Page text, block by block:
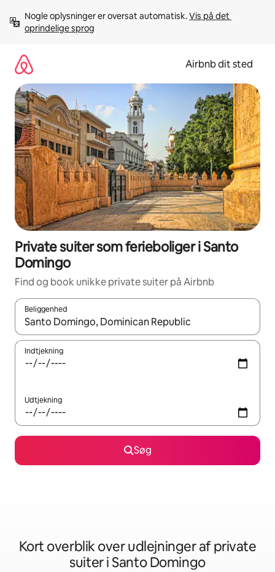
videre
Nogle oplysninger er oversat automatisk. Vis på det
oprindelige sprog
Airbnb dit sted
Private suiter som ferieboliger i Santo
Domingo
Find og book unikke private suiter på Airbnb
Beliggenhed
Når resultaterne er tilgængelige, skal du navigere med
Indtjekning
Udtjekning
Søg
Kort overblik over udlejninger af private
suiter i Santo Domingo